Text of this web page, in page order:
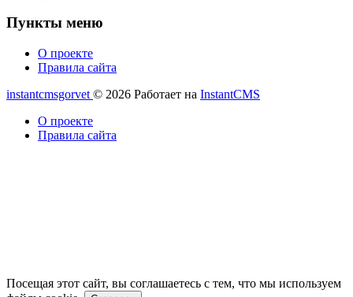
Пункты меню
О проекте
Правила сайта
instantcmsgorvet © 2026 Работает на InstantCMS
О проекте
Правила сайта
Посещая этот сайт, вы соглашаетесь с тем, что мы используем